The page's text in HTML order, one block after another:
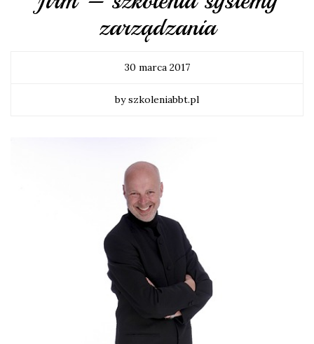
zarządzania
30 marca 2017
by szkoleniabbt.pl